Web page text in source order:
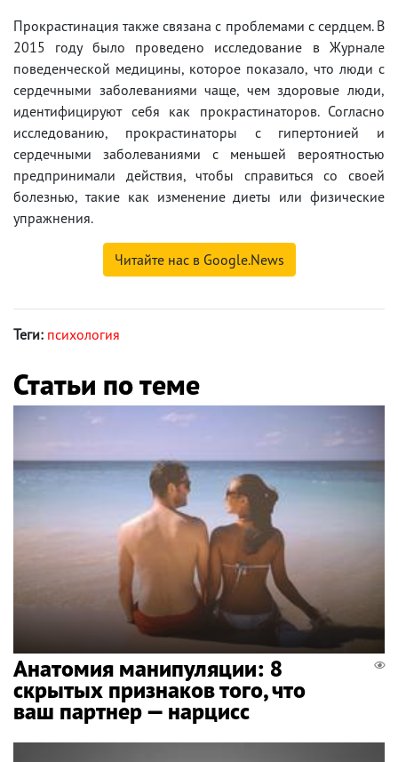
Прокрастинация также связана с проблемами с сердцем. В
2015 году было проведено исследование в Журнале
поведенческой медицины, которое показало, что люди с
сердечными заболеваниями чаще, чем здоровые люди,
идентифицируют себя как прокрастинаторов. Согласно
исследованию, прокрастинаторы с гипертонией и
сердечными заболеваниями с меньшей вероятностью
предпринимали действия, чтобы справиться со своей
болезнью, такие как изменение диеты или физические
упражнения.
Читайте нас в Google.News
Теги: психология
Статьи по теме
Анатомия манипуляции: 8
скрытых признаков того, что
ваш партнер — нарцисс